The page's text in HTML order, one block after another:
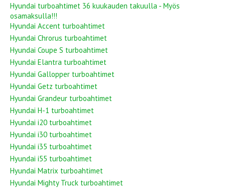
Hyundai turboahtimet 36 kuukauden takuulla - Myös
osamaksulla!!!
Hyundai Accent turboahtimet
Hyundai Chrorus turboahtimet
Hyundai Coupe S turboahtimet
Hyundai Elantra turboahtimet
Hyundai Gallopper turboahtimet
Hyundai Getz turboahtimet
Hyundai Grandeur turboahtimet
Hyundai H-1 turboahtimet
Hyundai i20 turboahtimet
Hyundai i30 turboahtimet
Hyundai i35 turboahtimet
Hyundai i55 turboahtimet
Hyundai Matrix turboahtimet
Hyundai Mighty Truck turboahtimet